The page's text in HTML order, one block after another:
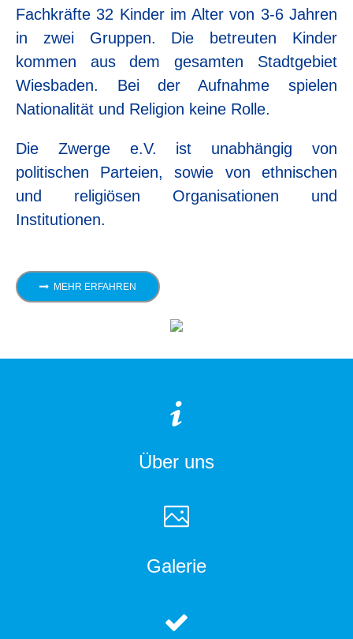
Fachkräfte 32 Kinder im Alter von 3-6 Jahren
in zwei Gruppen. Die betreuten Kinder
kommen aus dem gesamten Stadtgebiet
Wiesbaden. Bei der Aufnahme spielen
Nationalität und Religion keine Rolle.
Die Zwerge e.V. ist unabhängig von
politischen Parteien, sowie von ethnischen
und religiösen Organisationen und
Institutionen.
MEHR ERFAHREN
Über uns
Galerie